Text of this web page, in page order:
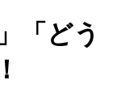
「どう